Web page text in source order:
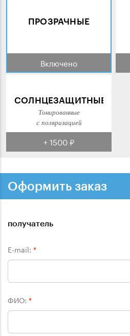
ПРОЗРАЧНЫЕ
Включено
СОЛНЦЕЗАЩИТНЫЕ
Тонированные
с поляризацией
+ 1500 ₽
Оформить заказ
получатель
E-mail: *
ФИО: *